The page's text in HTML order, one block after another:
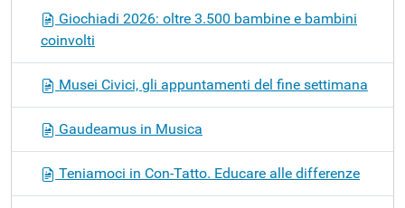
Giochiadi 2026: oltre 3.500 bambine e bambini
coinvolti
Musei Civici, gli appuntamenti del fine settimana
Gaudeamus in Musica
Teniamoci in Con-Tatto. Educare alle differenze